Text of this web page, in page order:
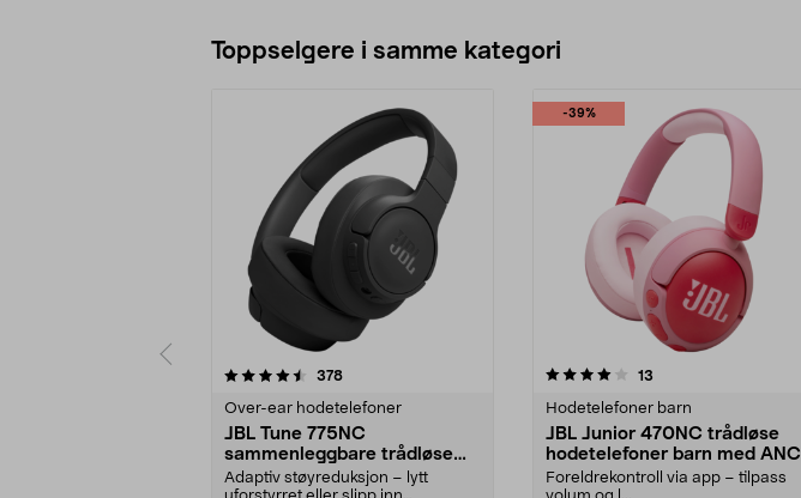
Toppselgere i samme kategori
378anmeldelser
Over-ear hodetelefoner
JBL Tune 775NC
sammenleggbare trådløse
over ear-hodetelefoner,
Adaptiv støyreduksjon – lytt
-39%
4.0 av 5 stjerner 13
Hodetelefoner barn
JBL Junior 470NC trådløse
hodetelefoner barn med ANC
Foreldrekontroll via app – tilpass
4.0 av 5 stjerner